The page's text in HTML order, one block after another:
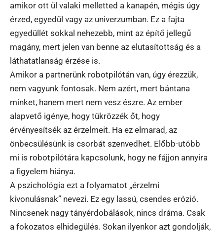
amikor ott ül valaki melletted a kanapén, mégis úgy
érzed, egyedül vagy az univerzumban. Ez a fajta
egyedüllét sokkal nehezebb, mint az építő jellegű
magány, mert jelen van benne az elutasítottság és a
láthatatlanság érzése is.
Amikor a partnerünk robotpilótán van, úgy érezzük,
nem vagyunk fontosak. Nem azért, mert bántana
minket, hanem mert nem vesz észre. Az ember
alapvető igénye, hogy tükrözzék őt, hogy
érvényesítsék az érzelmeit. Ha ez elmarad, az
önbecsülésünk is csorbát szenvedhet. Előbb-utóbb
mi is robotpilótára kapcsolunk, hogy ne fájjon annyira
a figyelem hiánya.
A pszichológia ezt a folyamatot „érzelmi
kivonulásnak” nevezi. Ez egy lassú, csendes erózió.
Nincsenek nagy tányérdobálások, nincs dráma. Csak
a fokozatos elhidegülés. Sokan ilyenkor azt gondolják,